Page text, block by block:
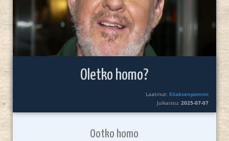
Oletko homo?
Laatinut: Eliaksenpommi
Julkaistu:2025-07-07
Ootko homo